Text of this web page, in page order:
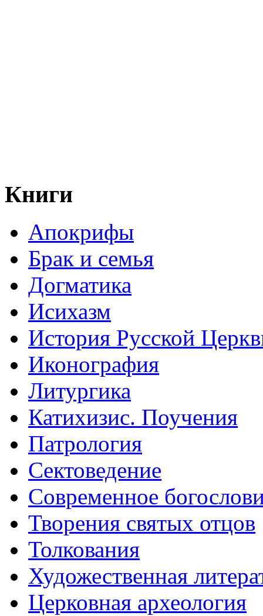
Книги
Апокрифы
Брак и семья
Догматика
Исихазм
История Русской
Иконография
Литургика
Катихизис. Поучения
Патрология
Сектоведение
Современное
Творения святых отцов
Толкования
Художественная
Церковная археология